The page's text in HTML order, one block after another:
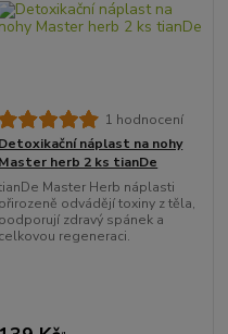
1 hodnocení
Detoxikační náplast na nohy
Master herb 2 ks tianDe
Master Herb náplasti
přirozeně odvádějí toxiny z těla,
podporují zdravý spánek a
celkovou regeneraci.